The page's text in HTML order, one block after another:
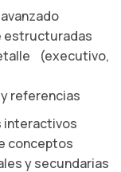
estructuradas
(executivo,
referencias
interactivos
conceptos
y secundarias